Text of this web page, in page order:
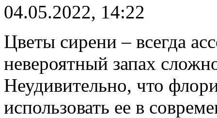
04.05.2022, 14:22
Цветы сирени – всегда
невероятный запах
Неудивительно, что
использовать ее в